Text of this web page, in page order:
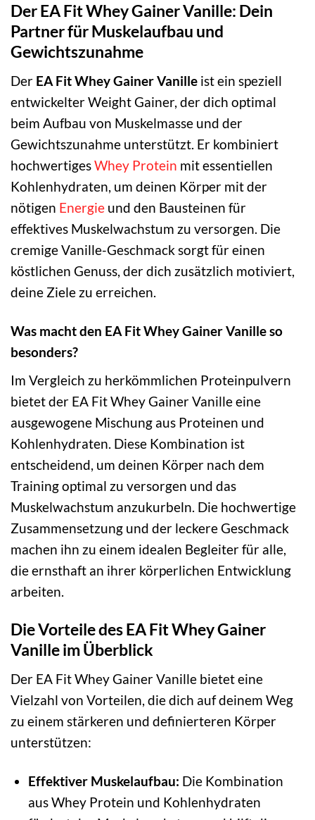
Der EA Fit Whey Gainer Vanille: Dein
Partner für Muskelaufbau und
Gewichtszunahme
Der EA Fit Whey Gainer Vanille ist ein speziell
entwickelter Weight Gainer, der dich optimal
beim Aufbau von Muskelmasse und der
Gewichtszunahme unterstützt. Er kombiniert
hochwertigesWhey Protein mit essentiellen
Kohlenhydraten, um deinen Körper mit der
nötigen Energie und den Bausteinen für
effektives Muskelwachstum zu versorgen. Die
cremige Vanille-Geschmack sorgt für einen
köstlichen Genuss, der dich zusätzlich motiviert,
deine Ziele zu erreichen.
Was macht den EA Fit Whey Gainer Vanille so
besonders?
Im Vergleich zu herkömmlichen Proteinpulvern
bietet der EA Fit Whey Gainer Vanille eine
ausgewogene Mischung aus Proteinen und
Kohlenhydraten. Diese Kombination ist
entscheidend, um deinen Körper nach dem
Training optimal zu versorgen und das
Muskelwachstum anzukurbeln. Die hochwertige
Zusammensetzung und der leckere Geschmack
machen ihn zu einem idealen Begleiter für alle,
die ernsthaft an ihrer körperlichen Entwicklung
arbeiten.
Die Vorteile des EA Fit Whey Gainer
Vanille im Überblick
Der EA Fit Whey Gainer Vanille bietet eine
Vielzahl von Vorteilen, die dich auf deinem Weg
zu einem stärkeren und definierteren Körper
unterstützen:
Effektiver Muskelaufbau: Die Kombination
aus Whey Protein und Kohlenhydraten